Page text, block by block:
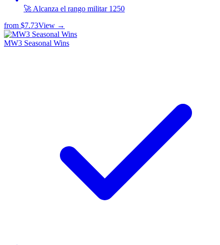
🚀 Alcanza el rango militar 1250
from $7.73View →
MW3 Seasonal Wins